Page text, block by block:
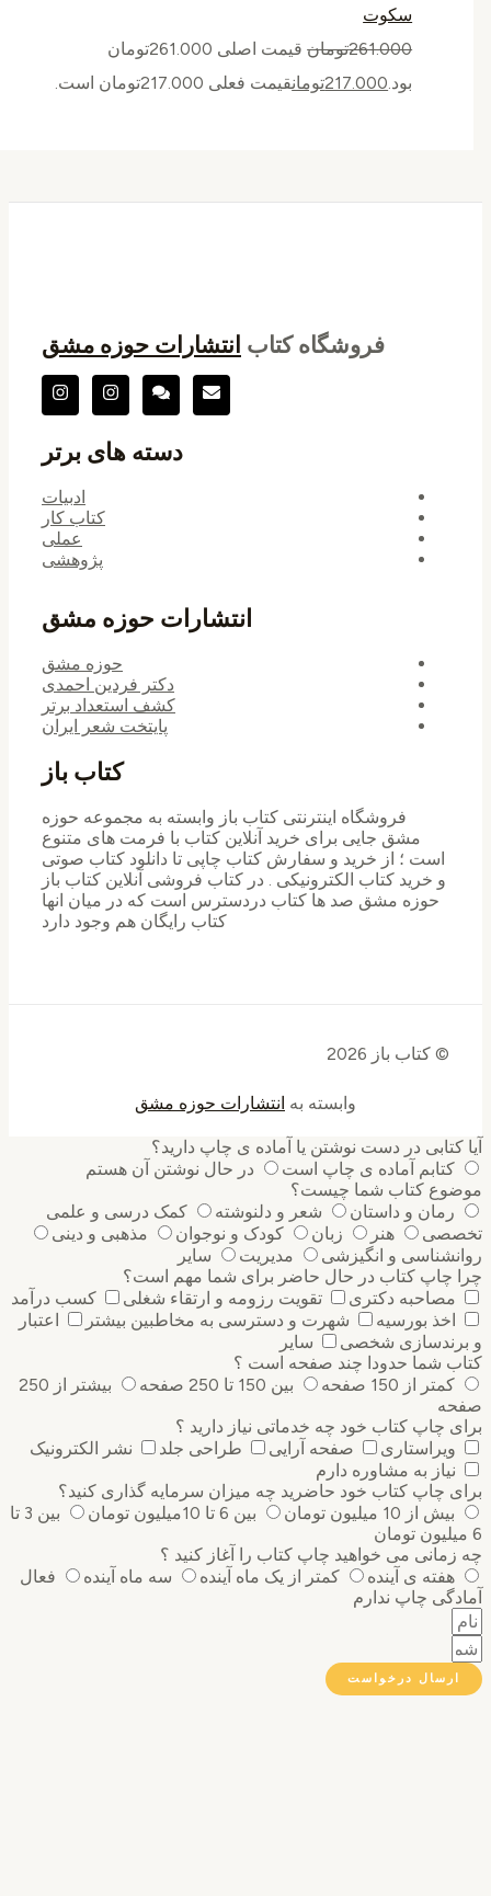
سکوت
261.000تومان
قیمت اصلی 261.000تومان
217.000تومانقیمت فعلی 217.000تومان است.
فروشگاه کتابانتشارات حوزه مشق
دسته های برتر
ادبیات
کتاب کار
عملی
پژوهشی
انتشارات حوزه مشق
حوزه مشق
دکتر فردین احمدی
کشف استعداد برتر
پایتخت شعر ایران
کتاب باز
فروشگاه اینترنتی کتاب باز وابسته به مجموعه حوزه
مشق جایی برای خرید ‌آنلاین کتاب با فرمت های متنوع
است ؛ از خرید و سفارش کتاب چاپی تا دانلود کتاب صوتی
و خرید کتاب الکترونیکی . در کتاب فروشی آنلاین کتاب باز
حوزه مشق صد ها کتاب دردسترس است که در میان انها
کتاب رایگان هم وجود دارد
© کتاب باز 2026
وابسته بهانتشارات حوزه مشق
کتابی در دست نوشتن یا آماده ی چاپ دارید؟
کتابم آماده ی چاپ است
در حال نوشتن آن هستم
کتاب شما چیست؟
رمان و داستان
شعر و دلنوشته
کمک درسی و علمی
هنر زبان کودک و نوجوان
مذهبی و دینی
و انگیزشی
مدیریت
سایر
چاپ کتاب در حال حاضر برای شما مهم است؟
مصاحبه دکتری
تقویت رزومه و ارتقاء شغلی
کسب درآمد
اخذ بورسیه
شهرت و دسترسی به مخاطبین بیشتر
اعتبار
شخصی
سایر
شما حدودا چند صفحه است ؟
کمتر از 150 صفحه
بین 150 تا 250 صفحه
بیشتر از 250
چاپ کتاب خود چه خدماتی نیاز دارید ؟
ویراستاری
صفحه آرایی طراحی جلد
نشر الکترونیک
نیاز به مشاوره دارم
چاپ کتاب خود حاضرید چه میزان سرمایه گذاری ‌کنید؟
بیش از 10 میلیون تومان
بین 6 تا 10میلیون تومان
بین 3 تا
می خواهید چاپ کتاب را آغاز کنید ؟
هفته ی آینده
کمتر از یک ماه آینده سه ماه آینده
فعال
چاپ ندارم
درخواست